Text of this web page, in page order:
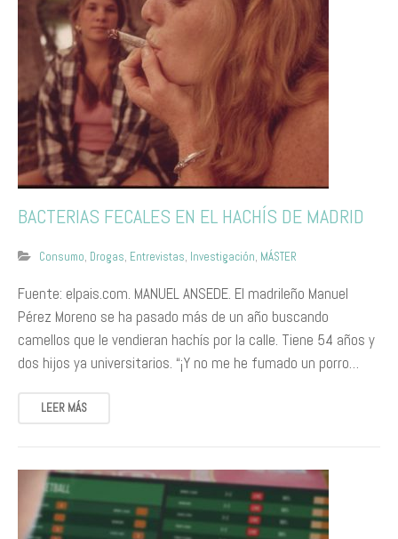
BACTERIAS FECALES EN EL HACHÍS DE MADRID
Consumo, Drogas, Entrevistas, Investigación, MÁSTER
Fuente: elpais.com. MANUEL ANSEDE. El madrileño Manuel
Pérez Moreno se ha pasado más de un año buscando
camellos que le vendieran hachís por la calle. Tiene 54 años y
dos hijos ya universitarios. “¡Y no me he fumado un porro…
LEER MÁS